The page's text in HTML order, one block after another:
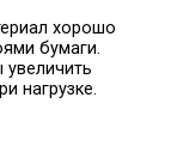
хорошо
бумаги.
увеличить
нагрузке.